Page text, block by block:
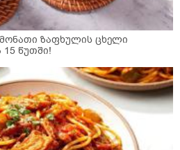
ზაფხულის ცხელი
წუთში!